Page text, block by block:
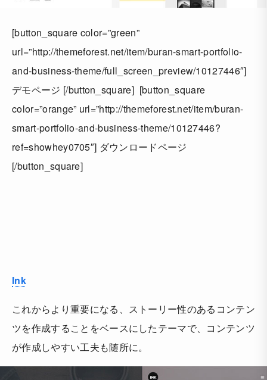
[button_square color=”green”
url=”http://themeforest.net/item/buran-smart-portfolio-
and-business-theme/full_screen_preview/10127446″]
デモページ [/button_square] [button_square
color=”orange” url=”http://themeforest.net/item/buran-
smart-portfolio-and-business-theme/10127446?
ref=showhey0705″] ダウンロードページ
[/button_square]
Ink
これからより重要になる、ストーリー性のあるコンテン
ツを作成することをベースにしたテーマで、コンテンツ
が作成しやすい工夫も随所に。